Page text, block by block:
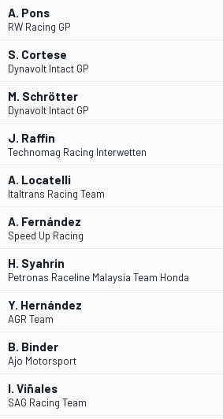
A. Pons
RW Racing GP
S. Cortese
Dynavolt Intact GP
M. Schrötter
Dynavolt Intact GP
J. Raffin
Technomag Racing Interwetten
A. Locatelli
Italtrans Racing Team
A. Fernández
Speed Up Racing
H. Syahrin
Petronas Raceline Malaysia Team Honda
Y. Hernández
AGR Team
B. Binder
Ajo Motorsport
I. Viñales
SAG Racing Team